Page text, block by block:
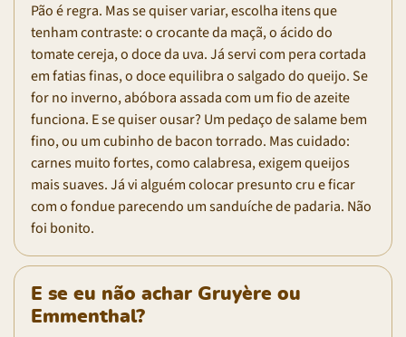
Pão é regra. Mas se quiser variar, escolha itens que
tenham contraste: o crocante da maçã, o ácido do
tomate cereja, o doce da uva. Já servi com pera cortada
em fatias finas, o doce equilibra o salgado do queijo. Se
for no inverno, abóbora assada com um fio de azeite
funciona. E se quiser ousar? Um pedaço de salame bem
fino, ou um cubinho de bacon torrado. Mas cuidado:
carnes muito fortes, como calabresa, exigem queijos
mais suaves. Já vi alguém colocar presunto cru e ficar
com o fondue parecendo um sanduíche de padaria. Não
foi bonito.
E se eu não achar Gruyère ou
Emmenthal?